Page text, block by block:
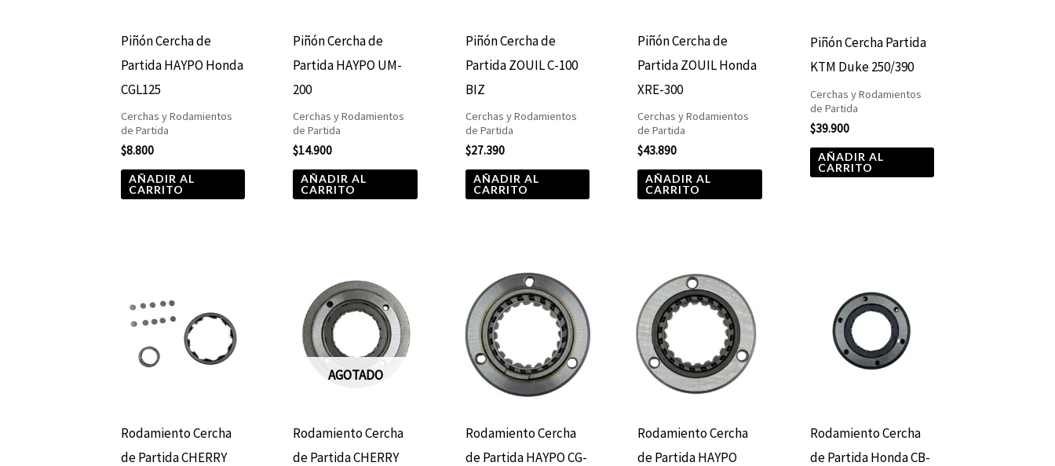
Piñón Cercha de
Partida HAYPO Honda
CGL125
Cerchas y Rodamientos
de Partida
$8.800
AÑADIR AL
CARRITO
Piñón Cercha de
Partida HAYPO UM-
200
Cerchas y Rodamientos
de Partida
$14.900
AÑADIR AL
CARRITO
Piñón Cercha de
Partida ZOUIL C-100
BIZ
Cerchas y Rodamientos
de Partida
$27.390
AÑADIR AL
CARRITO
Piñón Cercha de
Partida ZOUIL Honda
XRE-300
Cerchas y Rodamientos
de Partida
$43.890
AÑADIR AL
CARRITO
Piñón Cercha Partida
KTM Duke 250/390
Cerchas y Rodamientos
de Partida
$39.900
AÑADIR AL
CARRITO
Rodamiento Cercha
de Partida CHERRY
AGOTADO
Rodamiento Cercha
de Partida CHERRY
Rodamiento Cercha
de Partida HAYPO CG-
Rodamiento Cercha
de Partida HAYPO
Rodamiento Cercha
de Partida Honda CB-